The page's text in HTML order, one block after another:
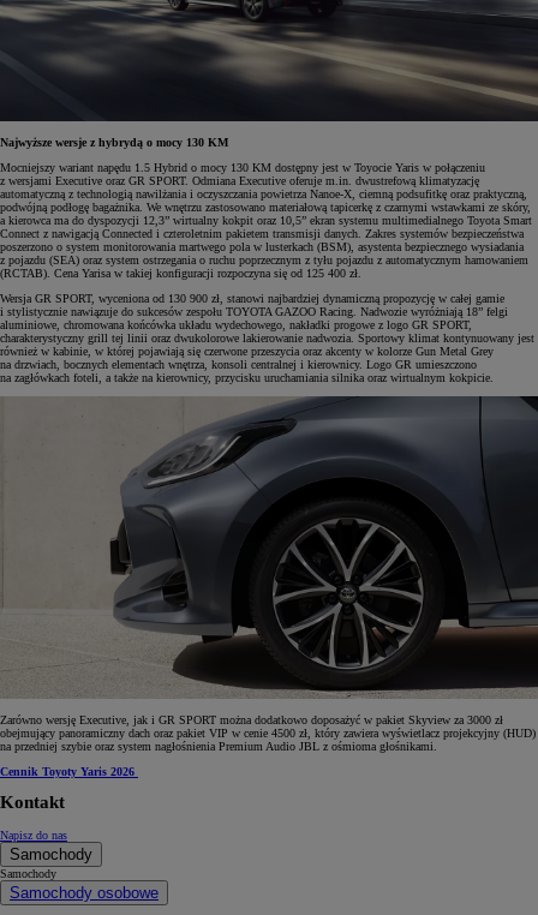
Najwyższe wersje z hybrydą o mocy 130 KM
Mocniejszy wariant napędu 1.5 Hybrid o mocy 130 KM dostępny jest w Toyocie Yaris w połączeniu
z wersjami Executive oraz GR SPORT. Odmiana Executive oferuje m.in. dwustrefową klimatyzację
automatyczną z technologią nawilżania i oczyszczania powietrza Nanoe-X, ciemną podsufitkę oraz praktyczną,
podwójną podłogę bagażnika. We wnętrzu zastosowano materiałową tapicerkę z czarnymi wstawkami ze skóry,
a kierowca ma do dyspozycji 12,3” wirtualny kokpit oraz 10,5” ekran systemu multimedialnego Toyota Smart
Connect z nawigacją Connected i czteroletnim pakietem transmisji danych. Zakres systemów bezpieczeństwa
poszerzono o system monitorowania martwego pola w lusterkach (BSM), asystenta bezpiecznego wysiadania
z pojazdu (SEA) oraz system ostrzegania o ruchu poprzecznym z tyłu pojazdu z automatycznym hamowaniem
(RCTAB). Cena Yarisa w takiej konfiguracji rozpoczyna się od 125 400 zł.
Wersja GR SPORT, wyceniona od 130 900 zł, stanowi najbardziej dynamiczną propozycję w całej gamie
i stylistycznie nawiązuje do sukcesów zespołu TOYOTA GAZOO Racing. Nadwozie wyróżniają 18” felgi
aluminiowe, chromowana końcówka układu wydechowego, nakładki progowe z logo GR SPORT,
charakterystyczny grill tej linii oraz dwukolorowe lakierowanie nadwozia. Sportowy klimat kontynuowany jest
również w kabinie, w której pojawiają się czerwone przeszycia oraz akcenty w kolorze Gun Metal Grey
na drzwiach, bocznych elementach wnętrza, konsoli centralnej i kierownicy. Logo GR umieszczono
na zagłówkach foteli, a także na kierownicy, przycisku uruchamiania silnika oraz wirtualnym kokpicie.
Zarówno wersję Executive, jak i GR SPORT można dodatkowo doposażyć w pakiet Skyview za 3000 zł
obejmujący panoramiczny dach oraz pakiet VIP w cenie 4500 zł, który zawiera wyświetlacz projekcyjny (HUD)
na przedniej szybie oraz system nagłośnienia Premium Audio JBL z ośmioma głośnikami.
Cennik Toyoty Yaris 2026
Kontakt
Napisz do nas
Samochody
Samochody
Samochody osobowe